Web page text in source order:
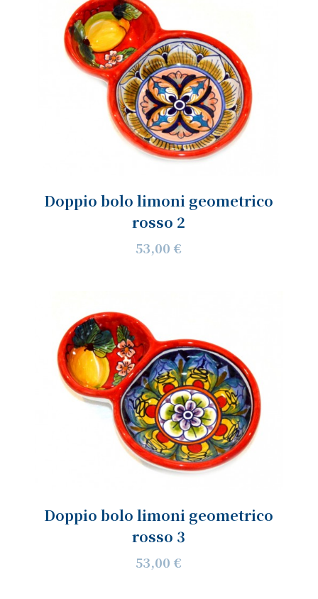
Doppio bolo limoni geometrico
rosso 2
53,00 €
Doppio bolo limoni geometrico
rosso 3
53,00 €